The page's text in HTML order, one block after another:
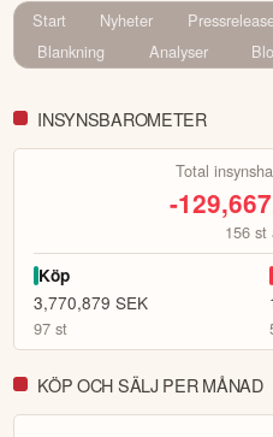
Start Nyheter
Blankning
Analyser
INSYNSBAROMETER
Total
-
156st
Köp
3,770,879 SEK
97 st
KÖP OCH SÄLJ PER MÅNAD